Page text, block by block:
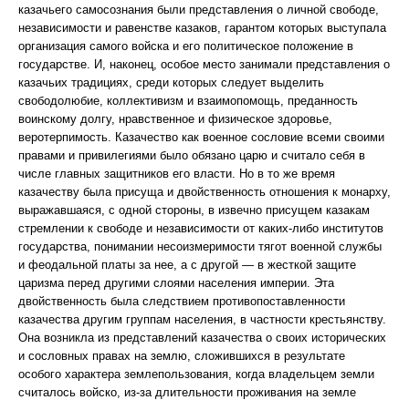
казачьего самосознания были представления о личной свободе,
независимости и равенстве казаков, гарантом которых выступала
организация самого войска и его политическое положение в
государстве. И, наконец, особое место занимали представления о
казачьих традициях, среди которых следует выделить
свободолюбие, коллективизм и взаимопомощь, преданность
воинскому долгу, нравственное и физическое здоровье,
веротерпимость. Казачество как военное сословие всеми своими
правами и привилегиями было обязано царю и считало себя в
числе главных защитников его власти. Но в то же время
казачеству была присуща и двойственность отношения к монарху,
выражавшаяся, с одной стороны, в извечно присущем казакам
стремлении к свободе и независимости от каких-либо институтов
государства, понимании несоизмеримости тягот военной службы
и феодальной платы за нее, а с другой — в жесткой защите
царизма перед другими слоями населения империи. Эта
двойственность была следствием противопоставленности
казачества другим группам населения, в частности крестьянству.
Она возникла из представлений казачества о своих исторических
и сословных правах на землю, сложившихся в результате
особого характера землепользования, когда владельцем земли
считалось войско, из-за длительности проживания на земле